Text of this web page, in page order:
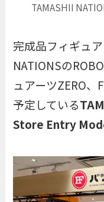
TAMASHII
完成品フィギュ
NATIONSの
ュアーツZERO
予定している
Store Entry